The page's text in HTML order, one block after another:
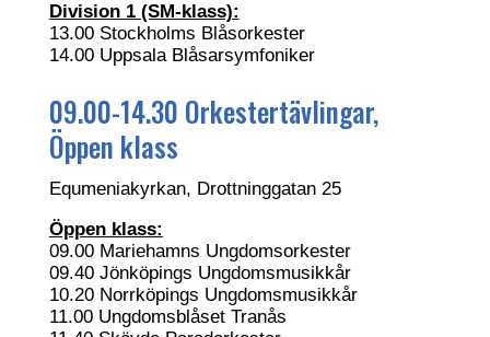
Division 1 (SM-klass):
13.00 Stockholms Blåsorkester
14.00 Uppsala Blåsarsymfoniker
09.00-14.30 Orkestertävlingar,
Öppen klass
Equmeniakyrkan, Drottninggatan 25
Öppen klass:
09.00 Mariehamns Ungdomsorkester
09.40 Jönköpings Ungdomsmusikkår
10.20 Norrköpings Ungdomsmusikkår
11.00 Ungdomsblåset Tranås